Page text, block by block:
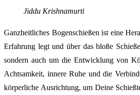
Jiddu Krishnamurti
Ganzheitliches Bogenschießen ist eine
Erfahrung legt und über das bloße
sondern auch um die Entwicklung von
Achtsamkeit, innere Ruhe und die
körperliche Ausrichtung, um Deine